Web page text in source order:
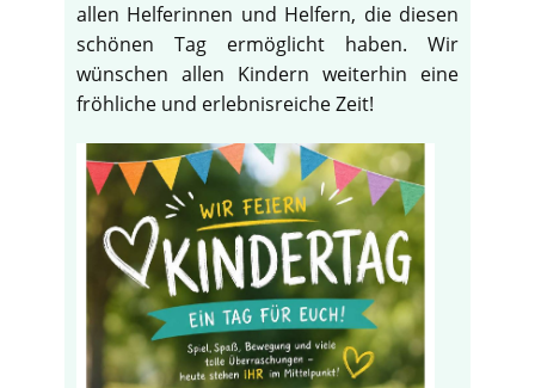
allen Helferinnen und Helfern, die diesen
schönen Tag ermöglicht haben. Wir
wünschen allen Kindern weiterhin eine
fröhliche und erlebnisreiche Zeit!